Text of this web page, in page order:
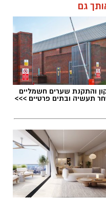
הקבוצה "אשדוד נט"
גם
והתקנת שערים חשמליים
תעשיה ובתים פרטיים >>>